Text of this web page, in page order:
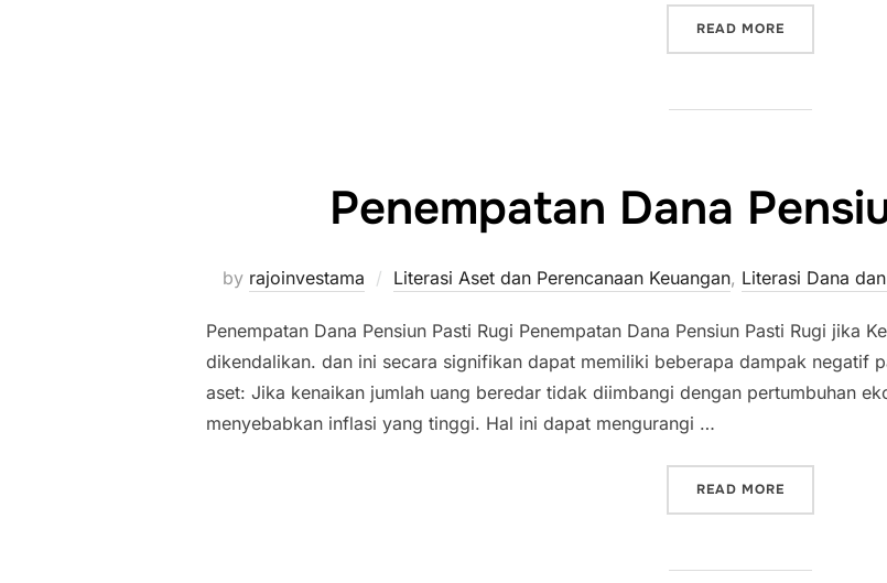
READ MORE
Penempatan Dana
by rajoinvestama Literasi Aset dan Perencanaan Keuangan, Literasi Dana
Penempatan Dana Pensiun Pasti Rugi Penempatan Dana Pensiun Pasti Rugi jika
dikendalikan. dan ini secara signifikan dapat memiliki beberapa dampak negatif
aset: Jika kenaikan jumlah uang beredar tidak diimbangi dengan pertumbuhan
menyebabkan inflasi yang tinggi. Hal ini dapat mengurangi …
READ MORE